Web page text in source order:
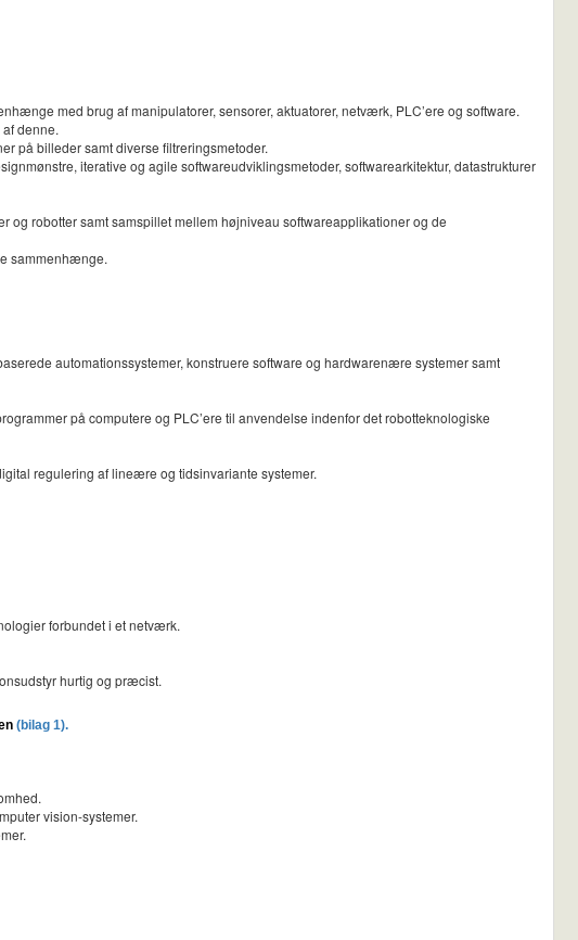
med brug af manipulatorer, sensorer, aktuatorer, netværk, PLC’ere og software.
denne.
på billeder samt diverse filtreringsmetoder.
iterative og agile softwareudviklingsmetoder, softwarearkitektur, datastrukturer
robotter samt samspillet mellem højniveau softwareapplikationer og de
sammenhænge.
automationssystemer, konstruere software og hardwarenære systemer samt
på computere og PLC’ere til anvendelse indenfor det robotteknologiske
regulering af lineære og tidsinvariante systemer.
forbundet i et netværk.
hurtig og præcist.
(bilag 1).
vision-systemer.